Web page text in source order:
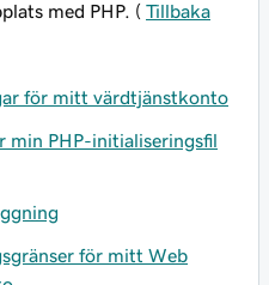
med PHP. ( Tillbaka
för mitt värdtjänstkonto
min PHP-initialiseringsfil
för mitt Web